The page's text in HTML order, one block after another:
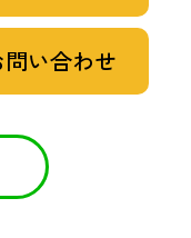
い合わせ